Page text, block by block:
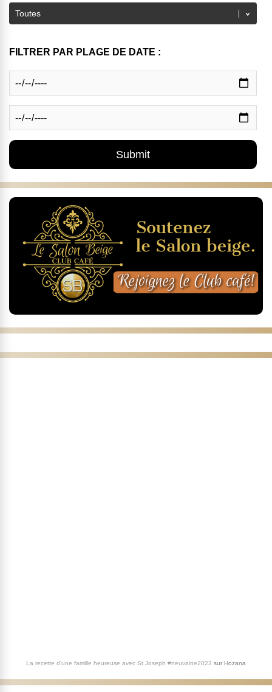
FILTRER PAR PLAGE DE DATE :
La recette d'une famille heureuse avec St Joseph #neuvaine2023 sur Hozana